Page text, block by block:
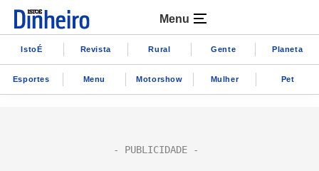
Menu
IstoÉ Revista Rural Gente Planeta
Esportes Menu Motorshow Mulher Pet